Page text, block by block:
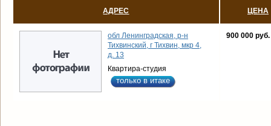
АДРЕС ЦЕНА
обл Ленинградская, р-н
Тихвинский, г Тихвин, мкр 4,
д. 13
Квартира-студия
только в итаке
900 000 руб.